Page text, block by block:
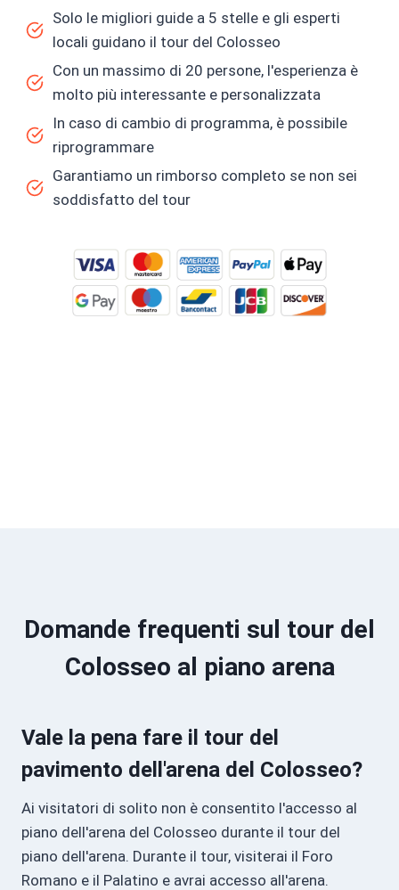
Solo le migliori guide a 5 stelle e gli esperti
locali guidano il tour del Colosseo
Con un massimo di 20 persone, l'esperienza è
molto più interessante e personalizzata
In caso di cambio di programma, è possibile
riprogrammare
Garantiamo un rimborso completo se non sei
soddisfatto del tour
Domande frequenti sul tour del
Colosseo al piano arena
Vale la pena fare il tour del
pavimento dell'arena del Colosseo?
Ai visitatori di solito non è consentito l'accesso al
piano dell'arena del Colosseo durante il tour del
piano dell'arena. Durante il tour, visiterai il Foro
Romano e il Palatino e avrai accesso all'arena.